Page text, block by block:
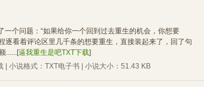
一个问题：“如果给你一个回到过去重生的机会，你想要
逐看着评论区里几千条的想要重生，直接装起来了，回了句
[逼我重生是吧TXT下载]
| 小说格式：TXT电子书 | 小说大小：51.43 KB